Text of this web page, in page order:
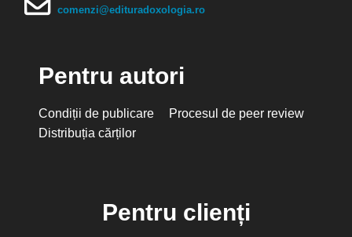
comenzi@edituradoxologia.ro
Pentru autori
Condiții de publicare
Procesul de peer review
Distribuția cărților
Pentru clienți